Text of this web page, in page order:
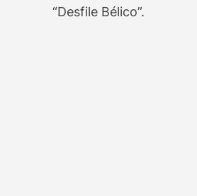
“Desfile Bélico”.